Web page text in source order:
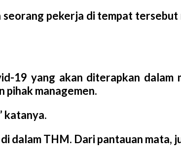
pekerja di tempat
19 yang akan diterapkan dalam
pihak managemen.
katanya.
dalam THM. Dari pantauan mata,